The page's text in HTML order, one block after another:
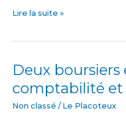
Lire la suite »
Deux boursiers
comptabilité et
Non classé / Le Placoteux
Deux
en
Techniques